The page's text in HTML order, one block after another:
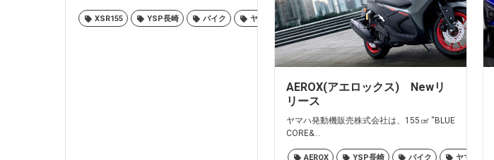
XSR155 YSP長崎 バイク ヤマハ 佐世保 大村 島原 諫早 長崎
AEROX(アエロックス) Newリ
リース
ヤマハ発動機販売株式会社は、155㎤ “BLUE
CORE&...
AEROX YSP長崎 バイク ヤマハ